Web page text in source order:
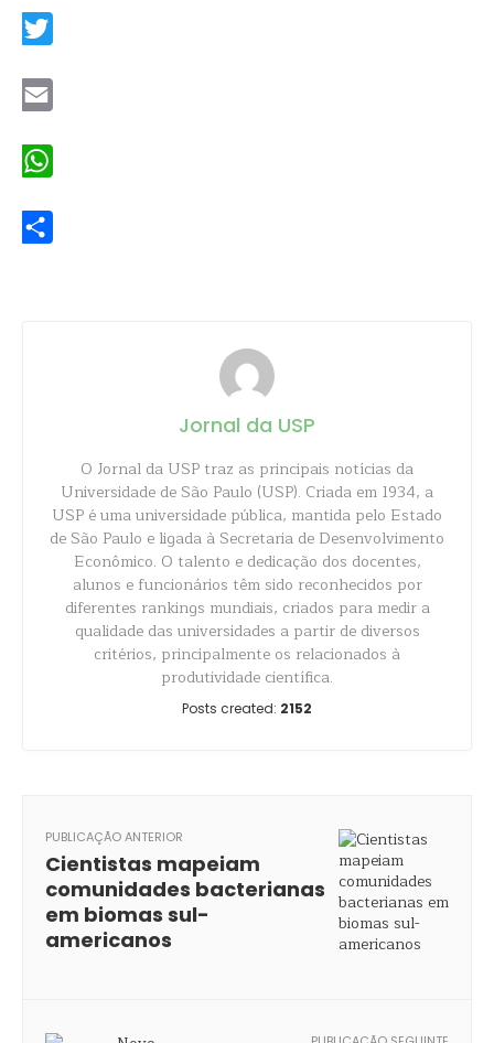
Jornal da USP
O Jornal da USP traz as principais notícias da
Universidade de São Paulo (USP). Criada em 1934, a
USP é uma universidade pública, mantida pelo Estado
de São Paulo e ligada à Secretaria de Desenvolvimento
Econômico. O talento e dedicação dos docentes,
alunos e funcionários têm sido reconhecidos por
diferentes rankings mundiais, criados para medir a
qualidade das universidades a partir de diversos
critérios, principalmente os relacionados à
produtividade científica.
Posts created: 2152
PUBLICAÇÃO ANTERIOR
Cientistas mapeiam
comunidades bacterianas
em biomas sul-
americanos